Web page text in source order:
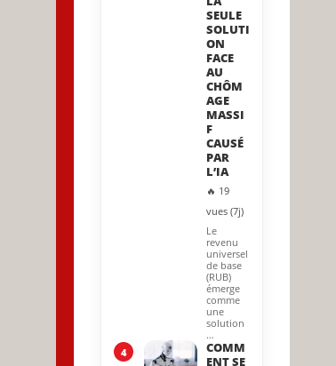
SEULE
SOLUTI
ON
FACE
AU
CHÔM
AGE
MASSI
F
CAUSÉ
PAR
L’IA
🔥 19
vues (7j)
Le
revenu
universel
de base
(RUB)
émerge
comme
une
solution
…
4
COMM
ENT SE